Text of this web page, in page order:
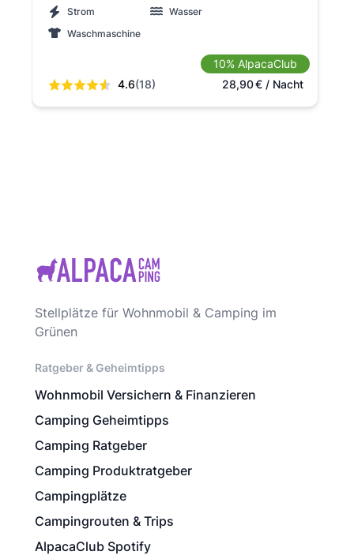
Strom
Wasser
Waschmaschine
4.6(18)
10% AlpacaClub
28,90€/ Nacht
Stellplätze für Wohnmobil & Camping im
Grünen
Ratgeber & Geheimtipps
Wohnmobil Versichern & Finanzieren
Camping Geheimtipps
Camping Ratgeber
Camping Produktratgeber
Campingplätze
Campingrouten & Trips
AlpacaClub Spotify